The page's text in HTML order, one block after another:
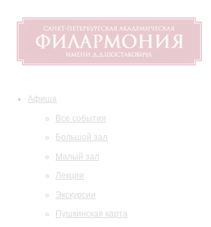
Афиша
Все события
Большой зал
Малый зал
Лекции
Экскурсии
Пушкинская карта